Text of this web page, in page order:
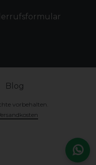
Blog
vorbehalten.